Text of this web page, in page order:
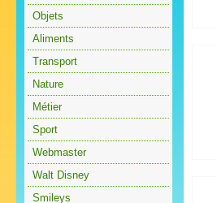
Objets
Aliments
Transport
Nature
Métier
Sport
Webmaster
Walt Disney
Smileys